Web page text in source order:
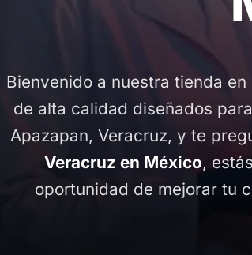
Bienvenido a nuestra tienda
de alta calidad diseñados
Apazapan, Veracruz, y te
Veracruz en México,
oportunidad de mejorar tu